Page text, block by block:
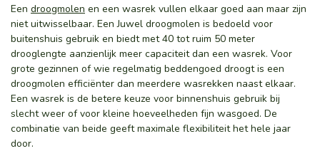
Een droogmolen en een wasrek vullen elkaar goed aan maar zijn
niet uitwisselbaar. Een Juwel droogmolen is bedoeld voor
buitenshuis gebruik en biedt met 40 tot ruim 50 meter
drooglengte aanzienlijk meer capaciteit dan een wasrek. Voor
grote gezinnen of wie regelmatig beddengoed droogt is een
droogmolen efficiënter dan meerdere wasrekken naast elkaar.
Een wasrek is de betere keuze voor binnenshuis gebruik bij
slecht weer of voor kleine hoeveelheden fijn wasgoed. De
combinatie van beide geeft maximale flexibiliteit het hele jaar
door.